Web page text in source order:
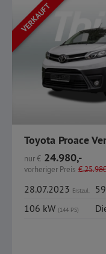
VERKAUFT
nur€ 24.980,-
vorheriger Preis €
28.07.2023 Erstzul.
106 kW (144 PS)